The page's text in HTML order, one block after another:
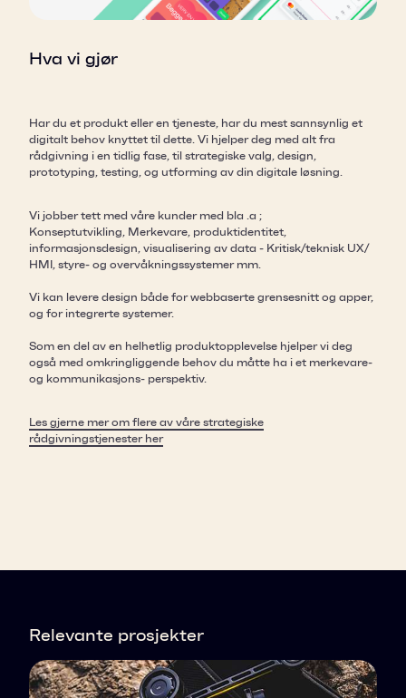
Hva vi gjør
Har du et produkt eller en tjeneste, har du mest sannsynlig et
digitalt behov knyttet til dette. Vi hjelper deg med alt fra
rådgivning i en tidlig fase, til strategiske valg, design,
prototyping, testing, og utforming av din digitale løsning.
Vi jobber tett med våre kunder med bla .a ;
Konseptutvikling, Merkevare, produktidentitet,
informasjonsdesign, visualisering av data - Kritisk/teknisk UX/
HMI, styre- og overvåkningssystemer mm.
Vi kan levere design både for webbaserte grensesnitt og apper,
og for integrerte systemer.
Som en del av en helhetlig produktopplevelse hjelper vi deg
også med omkringliggende behov du måtte ha i et merkevare-
og kommunikasjons- perspektiv.
Les gjerne mer om flere av våre strategiske
rådgivningstjenester her
Relevante prosjekter